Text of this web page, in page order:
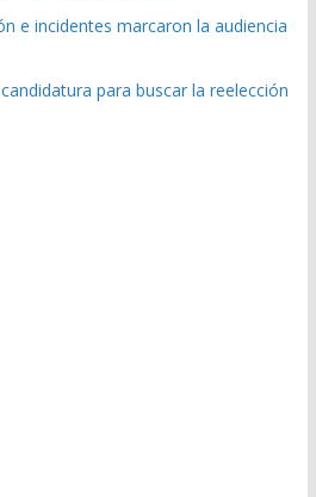
e incidentes marcaron la audiencia
para buscar la reelección